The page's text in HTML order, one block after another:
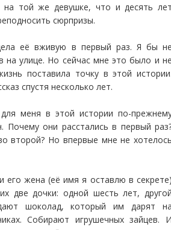
той же девушке, что и десять
сюрпризы.
её вживую в первый раз. Я бы
на улице. Но сейчас мне это было и
поставила точку в этой
спустя несколько лет.
меня в этой истории по-
Почему они расстались в первый
второй? Но впервые мне не
его жена (её имя я оставлю в
две дочки: одной шесть лет,
шоколад, который им дарят
Собирают игрушечных зайцев.